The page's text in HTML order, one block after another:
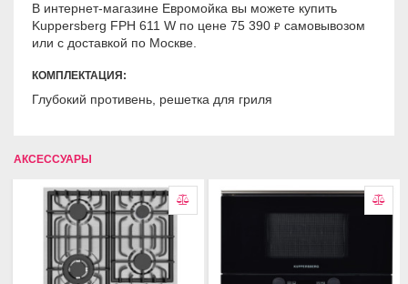
В интернет-магазине Евромойка вы можете купить
Kuppersberg FPH 611 W по цене 75 390 ₽ самовывозом
или с доставкой по Москве.
КОМПЛЕКТАЦИЯ:
Глубокий противень, решетка для гриля
АКСЕССУАРЫ